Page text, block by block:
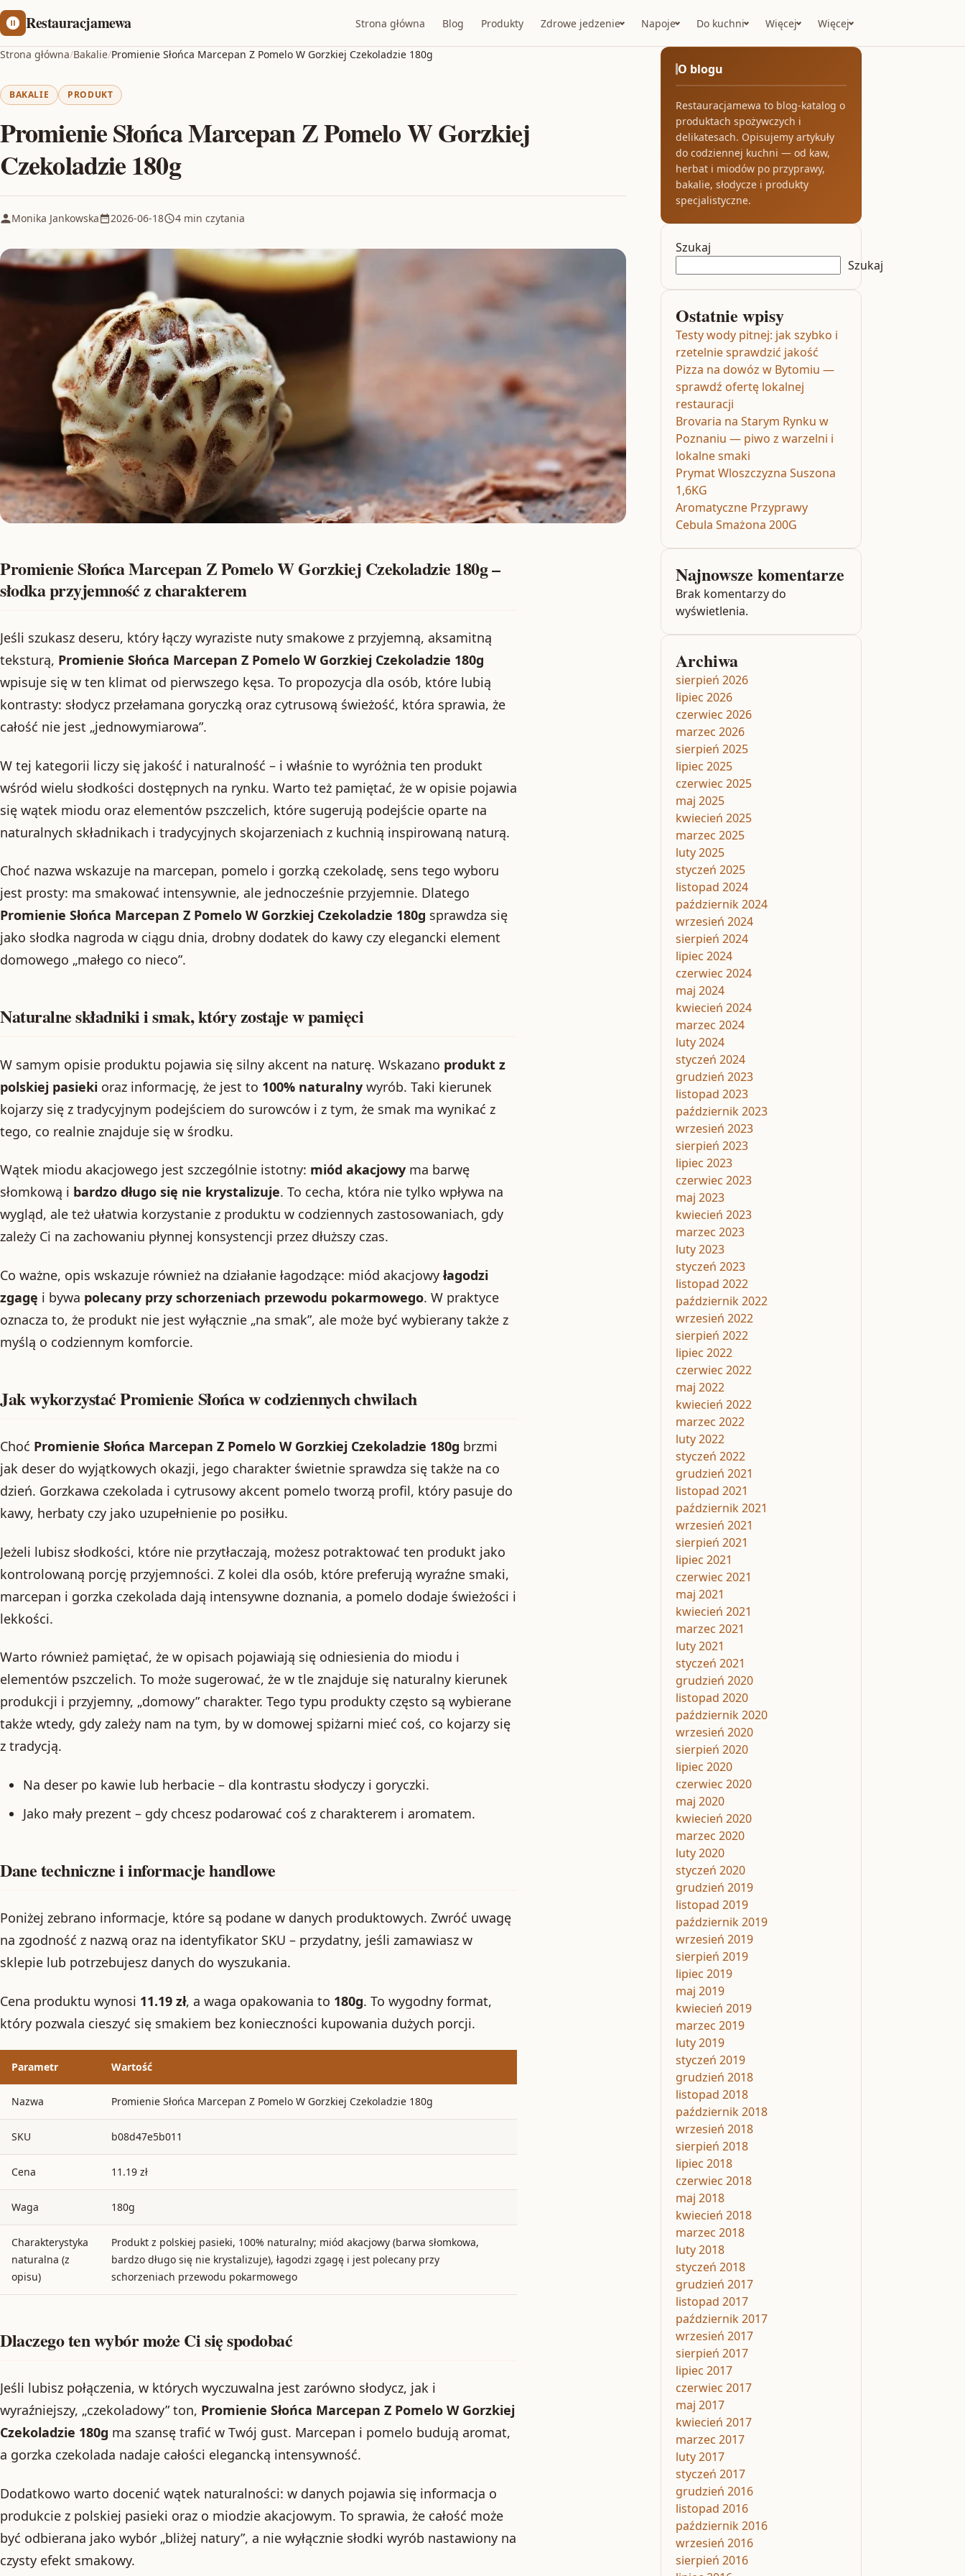
Restauracjamewa Strona główna Blog Produkty Zdrowe jedzenie Napoje Do kuchni Więcej Więcej
Strona główna/Bakalie/Promienie Słońca Marcepan Z Pomelo W Gorzkiej Czekoladzie 180g
BAKALIE PRODUKT
Promienie Słońca Marcepan Z Pomelo W Gorzkiej
Czekoladzie 180g
Monika Jankowska 2026-06-18 4 min czytania
Promienie Słońca Marcepan Z Pomelo W Gorzkiej Czekoladzie 180g –
słodka przyjemność z charakterem
Jeśli szukasz deseru, który łączy wyraziste nuty smakowe z przyjemną, aksamitną
teksturą, Promienie Słońca Marcepan Z Pomelo W Gorzkiej Czekoladzie 180g
wpisuje się w ten klimat od pierwszego kęsa. To propozycja dla osób, które lubią
kontrasty: słodycz przełamana goryczką oraz cytrusową świeżość, która sprawia, że
całość nie jest „jednowymiarowa”.
W tej kategorii liczy się jakość i naturalność – i właśnie to wyróżnia ten produkt
wśród wielu słodkości dostępnych na rynku. Warto też pamiętać, że w opisie pojawia
się wątek miodu oraz elementów pszczelich, które sugerują podejście oparte na
naturalnych składnikach i tradycyjnych skojarzeniach z kuchnią inspirowaną naturą.
Choć nazwa wskazuje na marcepan, pomelo i gorzką czekoladę, sens tego wyboru
jest prosty: ma smakować intensywnie, ale jednocześnie przyjemnie. Dlatego
Promienie Słońca Marcepan Z Pomelo W Gorzkiej Czekoladzie 180g sprawdza się
jako słodka nagroda w ciągu dnia, drobny dodatek do kawy czy elegancki element
domowego „małego co nieco”.
Naturalne składniki i smak, który zostaje w pamięci
W samym opisie produktu pojawia się silny akcent na naturę. Wskazano produkt z
polskiej pasieki oraz informację, że jest to 100% naturalny wyrób. Taki kierunek
kojarzy się z tradycyjnym podejściem do surowców i z tym, że smak ma wynikać z
tego, co realnie znajduje się w środku.
Wątek miodu akacjowego jest szczególnie istotny: miód akacjowy ma barwę
słomkową i bardzo długo się nie krystalizuje. To cecha, która nie tylko wpływa na
wygląd, ale też ułatwia korzystanie z produktu w codziennych zastosowaniach, gdy
zależy Ci na zachowaniu płynnej konsystencji przez dłuższy czas.
Co ważne, opis wskazuje również na działanie łagodzące: miód akacjowy łagodzi
zgagę i bywa polecany przy schorzeniach przewodu pokarmowego. W praktyce
oznacza to, że produkt nie jest wyłącznie „na smak”, ale może być wybierany także z
myślą o codziennym komforcie.
Jak wykorzystać Promienie Słońca w codziennych chwilach
Choć Promienie Słońca Marcepan Z Pomelo W Gorzkiej Czekoladzie 180g brzmi
jak deser do wyjątkowych okazji, jego charakter świetnie sprawdza się także na co
dzień. Gorzkawa czekolada i cytrusowy akcent pomelo tworzą profil, który pasuje do
kawy, herbaty czy jako uzupełnienie po posiłku.
Jeżeli lubisz słodkości, które nie przytłaczają, możesz potraktować ten produkt jako
kontrolowaną porcję przyjemności. Z kolei dla osób, które preferują wyraźne smaki,
marcepan i gorzka czekolada dają intensywne doznania, a pomelo dodaje świeżości i
lekkości.
Warto również pamiętać, że w opisach pojawiają się odniesienia do miodu i
elementów pszczelich. To może sugerować, że w tle znajduje się naturalny kierunek
produkcji i przyjemny, „domowy” charakter. Tego typu produkty często są wybierane
także wtedy, gdy zależy nam na tym, by w domowej spiżarni mieć coś, co kojarzy się
z tradycją.
Na deser po kawie lub herbacie – dla kontrastu słodyczy i goryczki.
Jako mały prezent – gdy chcesz podarować coś z charakterem i aromatem.
Dane techniczne i informacje handlowe
Poniżej zebrano informacje, które są podane w danych produktowych. Zwróć uwagę
na zgodność z nazwą oraz na identyfikator SKU – przydatny, jeśli zamawiasz w
sklepie lub potrzebujesz danych do wyszukania.
Cena produktu wynosi 11.19 zł, a waga opakowania to 180g. To wygodny format,
który pozwala cieszyć się smakiem bez konieczności kupowania dużych porcji.
Parametr Wartość
Nazwa Promienie Słońca Marcepan Z Pomelo W Gorzkiej Czekoladzie 180g
SKU b08d47e5b011
Cena 11.19 zł
Waga 180g
Charakterystyka
naturalna (z
opisu)
Produkt z polskiej pasieki, 100% naturalny; miód akacjowy (barwa słomkowa,
bardzo długo się nie krystalizuje), łagodzi zgagę i jest polecany przy
schorzeniach przewodu pokarmowego
Dlaczego ten wybór może Ci się spodobać
Jeśli lubisz połączenia, w których wyczuwalna jest zarówno słodycz, jak i
wyraźniejszy, „czekoladowy” ton, Promienie Słońca Marcepan Z Pomelo W Gorzkiej
Czekoladzie 180g ma szansę trafić w Twój gust. Marcepan i pomelo budują aromat,
a gorzka czekolada nadaje całości elegancką intensywność.
Dodatkowo warto docenić wątek naturalności: w danych pojawia się informacja o
produkcie z polskiej pasieki oraz o miodzie akacjowym. To sprawia, że całość może
być odbierana jako wybór „bliżej natury”, a nie wyłącznie słodki wyrób nastawiony na
czysty efekt smakowy.
O blogu
Restauracjamewa to blog-katalog o
produktach spożywczych i
delikatesach. Opisujemy artykuły
do codziennej kuchni — od kaw,
herbat i miodów po przyprawy,
bakalie, słodycze i produkty
specjalistyczne.
Szukaj
Szukaj
Ostatnie wpisy
Testy wody pitnej: jak szybko i
rzetelnie sprawdzić jakość
Pizza na dowóz w Bytomiu —
sprawdź ofertę lokalnej
restauracji
Brovaria na Starym Rynku w
Poznaniu — piwo z warzelni i
lokalne smaki
Prymat Wloszczyzna Suszona
1,6KG
Aromatyczne Przyprawy
Cebula Smażona 200G
Najnowsze komentarze
Brak komentarzy do
wyświetlenia.
Archiwa
sierpień 2026
lipiec 2026
czerwiec 2026
marzec 2026
sierpień 2025
lipiec 2025
czerwiec 2025
maj 2025
kwiecień 2025
marzec 2025
luty 2025
styczeń 2025
listopad 2024
październik 2024
wrzesień 2024
sierpień 2024
lipiec 2024
czerwiec 2024
maj 2024
kwiecień 2024
marzec 2024
luty 2024
styczeń 2024
grudzień 2023
listopad 2023
październik 2023
wrzesień 2023
sierpień 2023
lipiec 2023
czerwiec 2023
maj 2023
kwiecień 2023
marzec 2023
luty 2023
styczeń 2023
listopad 2022
październik 2022
wrzesień 2022
sierpień 2022
lipiec 2022
czerwiec 2022
maj 2022
kwiecień 2022
marzec 2022
luty 2022
styczeń 2022
grudzień 2021
listopad 2021
październik 2021
wrzesień 2021
sierpień 2021
lipiec 2021
czerwiec 2021
maj 2021
kwiecień 2021
marzec 2021
luty 2021
styczeń 2021
grudzień 2020
listopad 2020
październik 2020
wrzesień 2020
sierpień 2020
lipiec 2020
czerwiec 2020
maj 2020
kwiecień 2020
marzec 2020
luty 2020
styczeń 2020
grudzień 2019
listopad 2019
październik 2019
wrzesień 2019
sierpień 2019
lipiec 2019
maj 2019
kwiecień 2019
marzec 2019
luty 2019
styczeń 2019
grudzień 2018
listopad 2018
październik 2018
wrzesień 2018
sierpień 2018
lipiec 2018
czerwiec 2018
maj 2018
kwiecień 2018
marzec 2018
luty 2018
styczeń 2018
grudzień 2017
listopad 2017
październik 2017
wrzesień 2017
sierpień 2017
lipiec 2017
czerwiec 2017
maj 2017
kwiecień 2017
marzec 2017
luty 2017
styczeń 2017
grudzień 2016
listopad 2016
październik 2016
wrzesień 2016
sierpień 2016